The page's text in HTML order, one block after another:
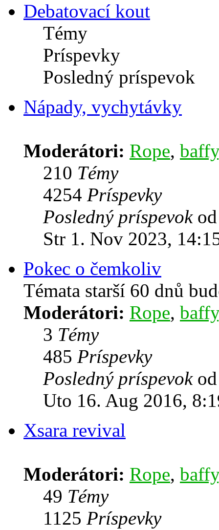
Debatovací kout
Témy
Príspevky
Posledný príspevok
Nápady, vychytávky
Moderátori: Rope, baffy
210 Témy
4254 Príspevky
Posledný príspevok
Str 1. Nov 2023,
Pokec o čemkoliv
Témata starší 60 dnů
Moderátori: Rope, baffy
3 Témy
485 Príspevky
Posledný príspevok
Uto 16. Aug 2016,
Xsara revival
Moderátori: Rope, baffy
49 Témy
1125 Príspevky